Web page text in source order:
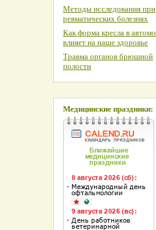
Методы исследования при
ревматических болезнях
Как форма кресла в
влияет на наше здоровье
Травма органов брюшной
полости
Медицинские праздники: